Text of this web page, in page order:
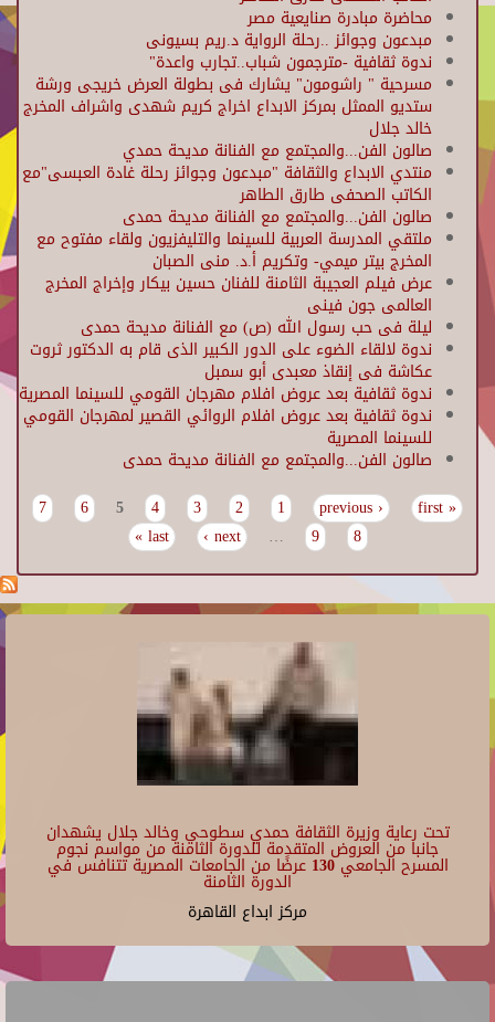
محاضرة مبادرة صنايعية مصر
مبدعون وجوائز ..رحلة الرواية د.ريم بسيونى
ندوة ثقافية -مترجمون شباب..تجارب واعدة"
مسرحية " راشومون" يشارك فى بطولة العرض خريجى ورشة
ستديو الممثل بمركز الابداع اخراج كريم شهدى واشراف المخرج
خالد جلال
صالون الفن...والمجتمع مع الفنانة مديحة حمدي
منتدي الابداع والثقافة "مبدعون وجوائز رحلة غادة العبسى"مع
الكاتب الصحفى طارق الطاهر
صالون الفن...والمجتمع مع الفنانة مديحة حمدى
ملتقي المدرسة العربية للسينما والتليفزيون ولقاء مفتوح مع
المخرج بيتر ميمي- وتكريم أ.د. منى الصبان
عرض فيلم العجيبة الثامنة للفنان حسين بيكار وإخراج المخرج
العالمى جون فينى
ليلة فى حب رسول الله (ص) مع الفنانة مديحة حمدى
ندوة لالقاء الضوء على الدور الكبير الذى قام به الدكتور ثروت
عكاشة فى إنقاذ معبدى أبو سمبل
ندوة ثقافية بعد عروض افلام مهرجان القومي للسينما المصرية
ندوة ثقافية بعد عروض افلام الروائي القصير لمهرجان القومي
للسينما المصرية
صالون الفن...والمجتمع مع الفنانة مديحة حمدى
Pages
« first
‹ previous
1
2
3
4
5
6
7
8
9
…
next ›
last »
تحت رعاية وزيرة الثقافة حمدي سطوحي وخالد جلال يشهدان
جانبا من العروض المتقدمة للدورة الثامنة من مواسم نجوم
المسرح الجامعي 130 عرضًا من الجامعات المصرية تتنافس في
الدورة الثامنة
مركز ابداع القاهرة